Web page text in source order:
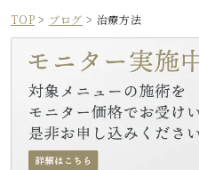
TOP > ブログ > 治療方法